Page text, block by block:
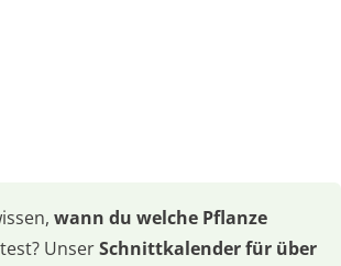
wann du welche Pflanze
UnserSchnittkalender für über